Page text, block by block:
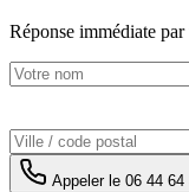
Réponse immédiate
Appeler le 06 44 64